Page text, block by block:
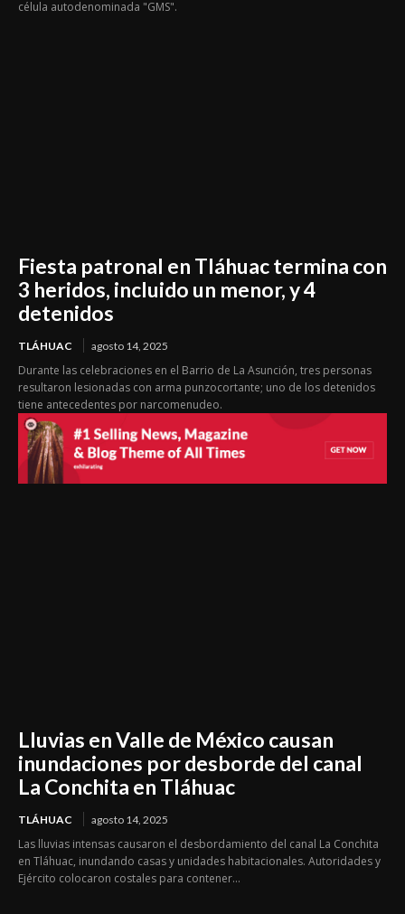
célula autodenominada "GMS".
Fiesta patronal en Tláhuac termina con
3 heridos, incluido un menor, y 4
detenidos
TLÁHUAC agosto 14, 2025
Durante las celebraciones en el Barrio de La Asunción, tres personas
resultaron lesionadas con arma punzocortante; uno de los detenidos
tiene antecedentes por narcomenudeo.
Lluvias en Valle de México causan
inundaciones por desborde del canal
La Conchita en Tláhuac
TLÁHUAC agosto 14, 2025
Las lluvias intensas causaron el desbordamiento del canal La Conchita
en Tláhuac, inundando casas y unidades habitacionales. Autoridades y
Ejército colocaron costales para contener...